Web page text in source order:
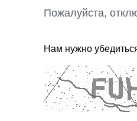
Пожалуйста,
Нам нужно